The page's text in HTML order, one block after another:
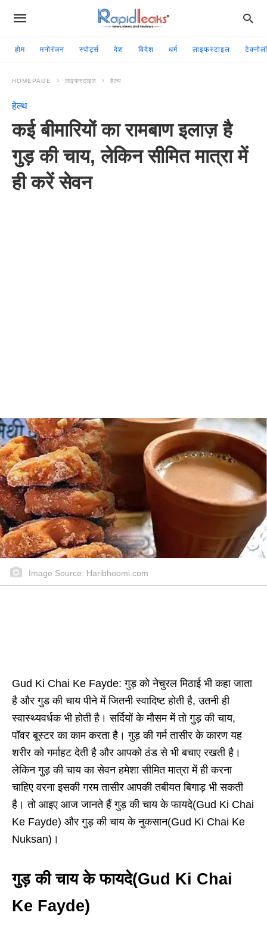
होम मनोरंजन स्पोर्ट्स देश विदेश धर्म लाइफस्टाइल
HOMEPAGE लाइफस्टाइल हेल्थ
हेल्थ
कई बीमारियों का रामबाण इलाज़ है
गुड़ की चाय, लेकिन सीमित मात्रा में
ही करें सेवन
Image Source: Haribhoomi.com
Gud Ki Chai Ke Fayde: गुड़ को नेचुरल मिठाई भी कहा जाता
है और गुड की चाय पीने में जितनी स्वादिष्ट होती है, उतनी ही
स्वास्थ्यवर्धक भी होती है। सर्दियों के मौसम में तो गुड़ की चाय,
पॉवर बूस्टर का काम करता है। गुड़ की गर्म तासीर के कारण यह
शरीर को गर्माहट देती है और आपको ठंड से भी बचाए रखती है।
लेकिन गुड़ की चाय का सेवन हमेशा सीमित मात्रा में ही करना
चाहिए वरना इसकी गरम तासीर आपकी तबीयत बिगाड़ भी सकती
है। तो आइए आज जानते हैं गुड़ की चाय के फायदे(Gud Ki Chai
Ke Fayde) और गुड़ की चाय के नुकसान(Gud Ki Chai Ke
Nuksan)।
गुड़ की चाय के फायदे(Gud Ki Chai
Ke Fayde)